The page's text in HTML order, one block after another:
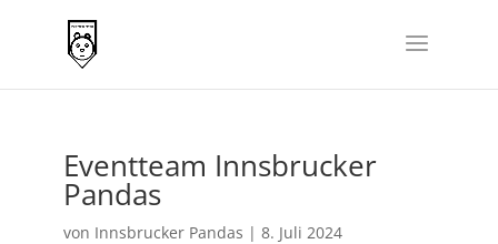
Eventteam Innsbrucker
Pandas
von Innsbrucker Pandas | 8. Juli 2024